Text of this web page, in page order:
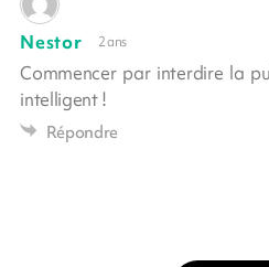
Nestor 2 ans
Commencer par interdire la
intelligent !
Répondre